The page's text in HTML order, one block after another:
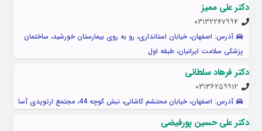
دکتر علی ممیز
۰۳۱۳۲۲۴۷۹۹۴
آدرس: اصفهان، خیابان استانداری، رو به روی بیمارستان خورشید، ساختمان
پزشکی سلامت ایرانیان، طبقه اول
دکتر فرهاد سلطانی
۰۳۱۳۶۲۵۹۹۱۲
آدرس: اصفهان، خیابان محتشم کاشانی، نبش کوچه 44، مجتمع ارتوپدی آسا
دکتر علی حسین پورفیضی